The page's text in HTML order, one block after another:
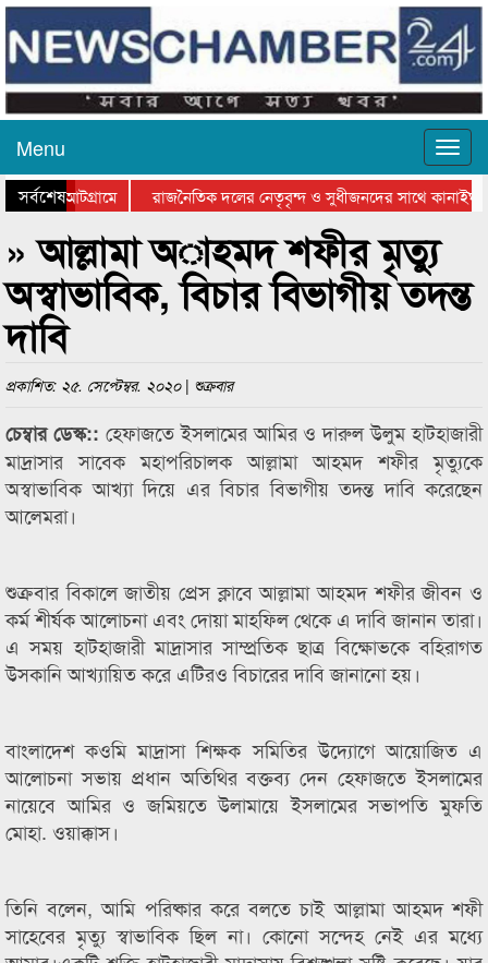
Menu
সর্বশেষ
হচ্ছে আটগ্রামে
রাজনৈতিক দলের নেতৃবৃন্দ ও সুধীজনদের সাথে
সিলেটে বাংলাদেশ গ্রুপ থিয়েটার ফেডারেশানের
» আল্লামা অাহমদ শফীর মৃত্যু
অস্বাভাবিক, বিচার বিভাগীয় তদন্ত
দাবি
প্রকাশিত: ২৫. সেপ্টেম্বর. ২০২০ | শুক্রবার
চেম্বার ডেস্ক:: হেফাজতে ইসলামের আমির ও দারুল উলুম হাটহাজারী
মাদ্রাসার সাবেক মহাপরিচালক আল্লামা আহমদ শফীর মৃত্যুকে
অস্বাভাবিক আখ্যা দিয়ে এর বিচার বিভাগীয় তদন্ত দাবি করেছেন
আলেমরা।
শুক্রবার বিকালে জাতীয় প্রেস ক্লাবে আল্লামা আহমদ শফীর জীবন ও
কর্ম শীর্ষক আলোচনা এবং দোয়া মাহফিল থেকে এ দাবি জানান তারা।
এ সময় হাটহাজারী মাদ্রাসার সাম্প্রতিক ছাত্র বিক্ষোভকে বহিরাগত
উসকানি আখ্যায়িত করে এটিরও বিচারের দাবি জানানো হয়।
বাংলাদেশ কওমি মাদ্রাসা শিক্ষক সমিতির উদ্যোগে আয়োজিত এ
আলোচনা সভায় প্রধান অতিথির বক্তব্য দেন হেফাজতে ইসলামের
নায়েবে আমির ও জমিয়তে উলামায়ে ইসলামের সভাপতি মুফতি
মোহা. ওয়াক্কাস।
তিনি বলেন, আমি পরিষ্কার করে বলতে চাই আল্লামা আহমদ শফী
সাহেবের মৃত্যু স্বাভাবিক ছিল না। কোনো সন্দেহ নেই এর মধ্যে